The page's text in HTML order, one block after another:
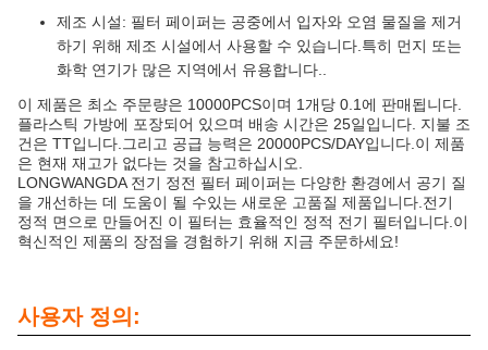
제조 시설: 필터 페이퍼는 공중에서 입자와 오염 물질을 제거
하기 위해 제조 시설에서 사용할 수 있습니다.특히 먼지 또는
화학 연기가 많은 지역에서 유용합니다..
이 제품은 최소 주문량은 10000PCS이며 1개당 0.1에 판매됩니다.
플라스틱 가방에 포장되어 있으며 배송 시간은 25일입니다. 지불 조
건은 TT입니다.그리고 공급 능력은 20000PCS/DAY입니다.이 제품
은 현재 재고가 없다는 것을 참고하십시오.
LONGWANGDA 전기 정전 필터 페이퍼는 다양한 환경에서 공기 질
을 개선하는 데 도움이 될 수있는 새로운 고품질 제품입니다.전기
정적 면으로 만들어진 이 필터는 효율적인 정적 전기 필터입니다.이
혁신적인 제품의 장점을 경험하기 위해 지금 주문하세요!
사용자 정의: